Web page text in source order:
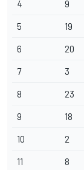
4 9
5 19
6 20
7 3
8 23
9 18
10 2
11 8